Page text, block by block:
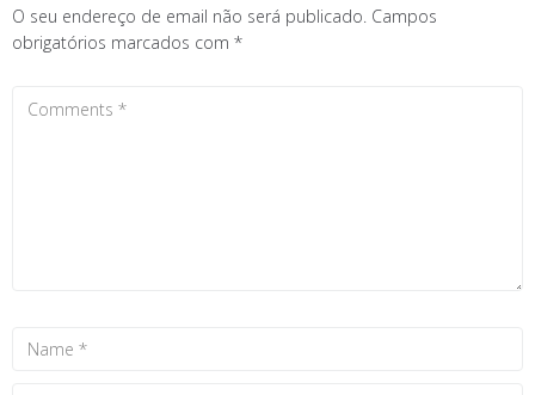
O seu endereço de email não será publicado. Campos
obrigatórios marcados com *